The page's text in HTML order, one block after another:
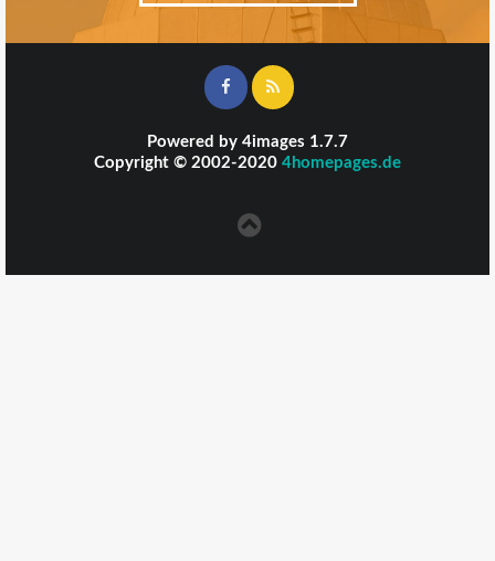
Powered by4images
Copyright © 2002-20204homepages.de